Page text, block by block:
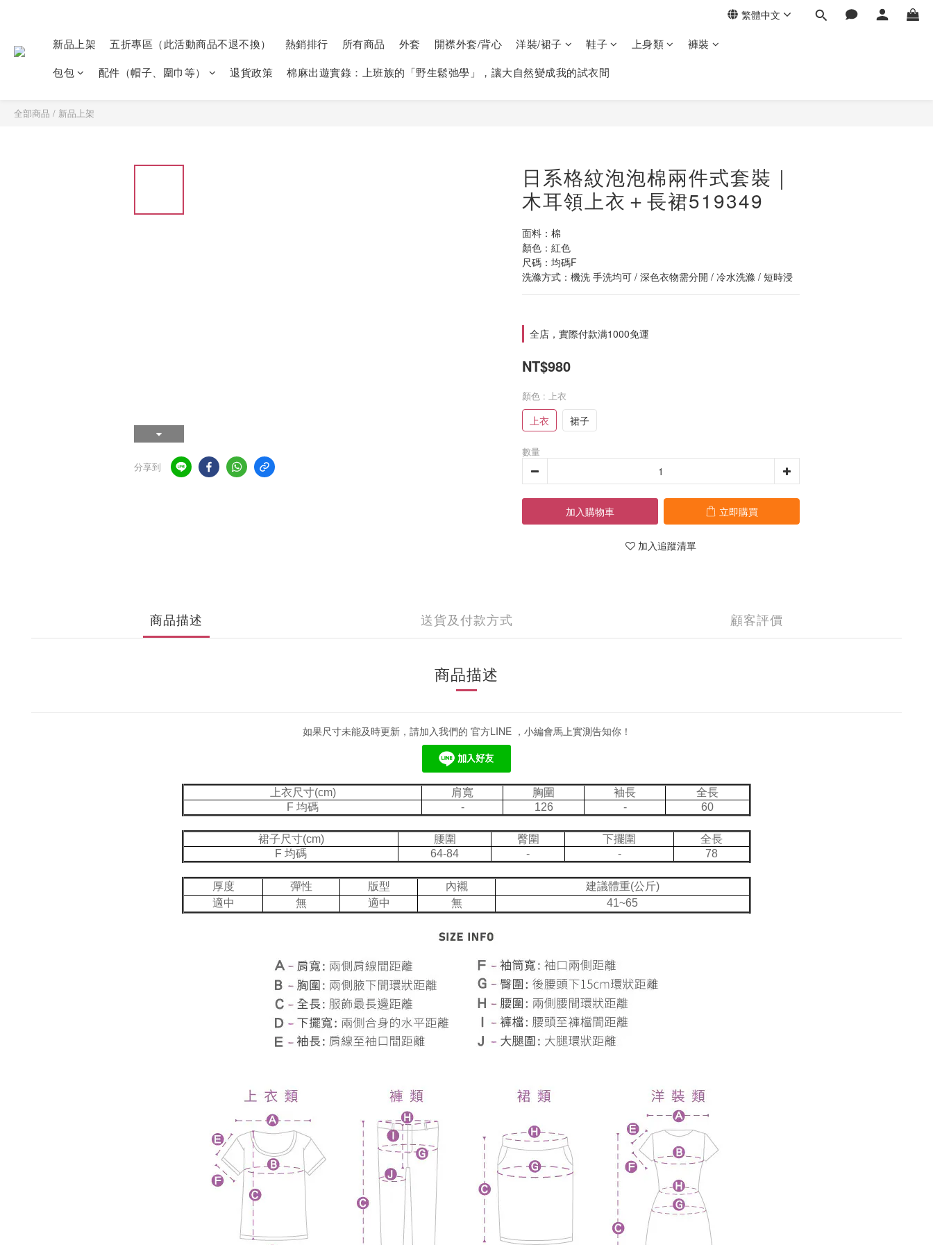
繁體中文
新品上架 五折專區（此活動商品不退不換） 熱銷排行 所有商品 外套 開襟外套/背心 洋裝/裙子 鞋子 上身類
褲裝
包包
配件（帽子、圍巾等） 退貨政策 棉麻出遊實錄：上班族的「野生鬆弛學」，讓大自然變成我的試衣間
全部商品 / 新品上架
分享到
日系格紋泡泡棉兩件式套裝｜
木耳領上衣＋長裙519349
面料：棉
顏色：紅色
尺碼：均碼F
洗滌方式：機洗 手洗均可 / 深色衣物需分開 / 冷水洗滌 / 短時浸
全店，實際付款满1000免運
NT$980
顏色 : 上衣
上衣 裙子
數量
加入購物車 立即購買
加入追蹤清單
商品描述 送貨及付款方式 顧客評價
商品描述
如果尺寸未能及時更新，請加入我們的 官方LINE ，小編會馬上實測告知你！
上衣尺寸(cm) 肩寬 胸圍 袖長
全長
F 均碼
- 126 - 60
裙子尺寸(cm) 腰圍 臀圍 下擺圍
全長
F 均碼
64-84 - - 78
厚度 彈性 版型 內襯
建議體重(公斤)
適中
無 適中 無 41~65